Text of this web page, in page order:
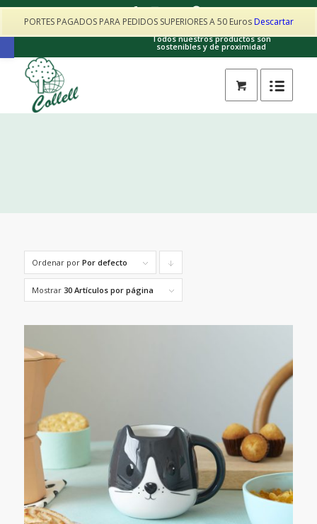
Abrir barra de herramientas Todos nuestros productos son
sostenibles y de proximidad
Ordenar por Por defecto
de
Mostrar 30 Artículos por página
PORTES PAGADOS PARA PEDIDOS SUPERIORES A 50 EurosDescartar